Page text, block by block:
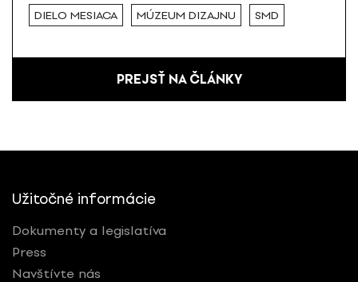
DIELO MESIACA MÚZEUM DIZAJNU SMD
PREJSŤ NA ČLÁNKY
Užitočné informácie
Dokumenty a legislatíva
Press
Navštívte nás